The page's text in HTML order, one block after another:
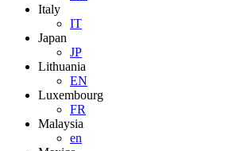
Italy
IT
Japan
JP
Lithuania
EN
Luxembourg
FR
Malaysia
en